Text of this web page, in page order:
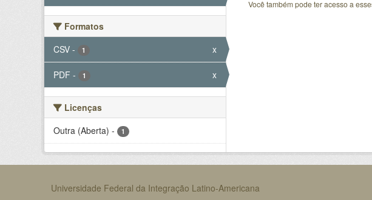
Formatos
CSV - 1 x
PDF - 1 x
Licenças
Outra (Aberta) - 1
Você também pode ter acesso a
Universidade Federal da Integração Latino-Americana